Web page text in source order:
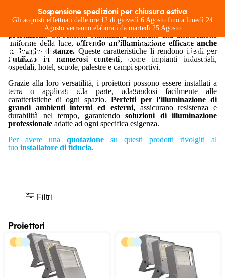
Sospensione spedizioni per chiusura estiva
Gli acquisti effettuati dalle ore 12 di giovedì 6 Agosto fino a lunedì 24
Agosto verranno elaborati da martedì 25 Agosto
Proiettori
Apparecchi di grande versatilità per
installazione a suolo o a parete, con
schermi progettati a migliorare il fascio
luminoso e l'uniformtà di illuminamento
anche da grandi distanze.
I proiettori stagni LED Beghelli sonoprogettati per resistere
alle condizioni più estreme, combinando robustezza e alte
uniforme della luce, offrendo un’illuminazione efficace anche
su lunghe distanze. Queste caratteristiche li rendono ideali per
l’utilizzo in numerosi contesti, come impianti industriali,
ospedali, hotel, scuole, palestre e campi sportivi.
Grazie alla loro versatilità, i proiettori possono essere installati a
terra o applicati alla parte, adattandosi facilmente alle
caratteristiche di ogni spazio. Perfetti per l’illuminazione di
grandi ambienti interni ed esterni, assicurano resistenza e
durabilità nel tempo, garantendo soluzioni di illuminazione
professionale adatte ad ogni specifica esigenza.
Per avere una quotazione su questi prodotti rivolgiti al
tuo installatore di fiducia.
Filtri
Proiettori